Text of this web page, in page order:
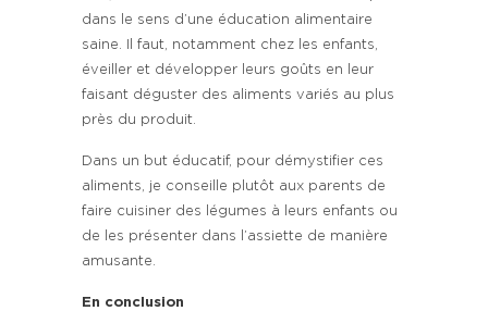
dans le sens d’une éducation alimentaire
saine. Il faut, notamment chez les enfants,
éveiller et développer leurs goûts en leur
faisant déguster des aliments variés au plus
près du produit.
Dans un but éducatif, pour démystifier ces
aliments, je conseille plutôt aux parents de
faire cuisiner des légumes à leurs enfants ou
de les présenter dans l’assiette de manière
amusante.
En conclusion